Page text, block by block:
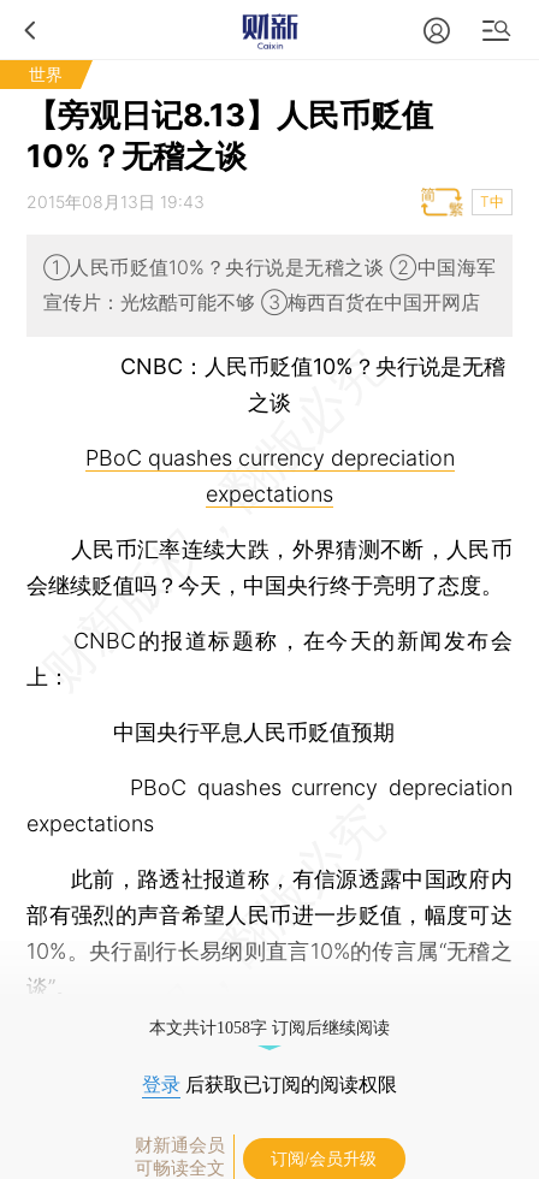
世界
【旁观日记8.13】人民币贬值
10%？无稽之谈
2015年08月13日 19:43 T中
①人民币贬值10%？央行说是无稽之谈 ②中国海军
宣传片：光炫酷可能不够 ③梅西百货在中国开网店
CNBC：人民币贬值10%？央行说是无稽
之谈
PBoC quashes currency depreciation
expectations
人民币汇率连续大跌，外界猜测不断，人民币
会继续贬值吗？今天，中国央行终于亮明了态度。
CNBC的报道标题称，在今天的新闻发布会
上：
中国央行平息人民币贬值预期
PBoC quashes currency depreciation
expectations
此前，路透社报道称，有信源透露中国政府内
部有强烈的声音希望人民币进一步贬值，幅度可达
10%。央行副行长易纲则直言10%的传言属“无稽之
谈”。
本文共计1058字 订阅后继续阅读
登录 后获取已订阅的阅读权限
财新通会员
可畅读全文
订阅/会员升级